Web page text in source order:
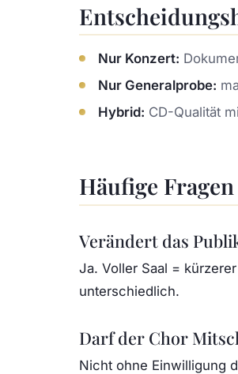
Nur Konzert:
Nur Generalprobe:
Hybrid: CD-Qualität
Häufige Fragen
Verändert das
Ja. Voller Saal =
unterschiedlich.
Darf der Chor
Nicht ohne Einwilligung